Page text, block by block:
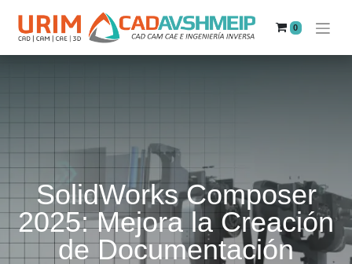
0
SolidWorks Composer
2025: Mejora la Creación
de Documentación